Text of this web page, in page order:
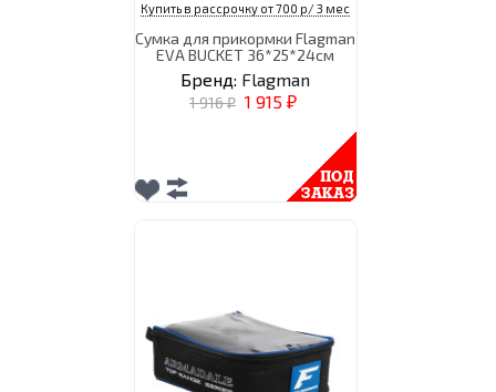
Купить в рассрочку от 700 р/ 3 мес
Сумка для прикормки Flagman
EVA BUCKET 36*25*24см
Бренд: Flagman
1 916₽ 1 915 ₽